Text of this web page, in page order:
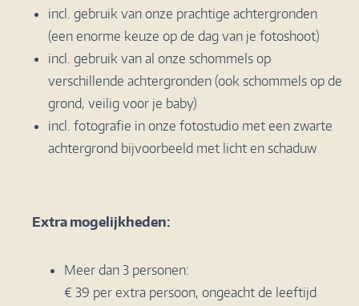
incl. gebruik van onze prachtige achtergronden
(een enorme keuze op de dag van je fotoshoot)
incl. gebruik van al onze schommels op
verschillende achtergronden (ook schommels op de
grond, veilig voor je baby)
incl. fotografie in onze fotostudio met een zwarte
achtergrond bijvoorbeeld met licht en schaduw
Extra mogelijkheden:
Meer dan 3 personen:
€ 39 per extra persoon, ongeacht de leeftijd